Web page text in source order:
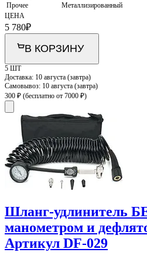
Прочее
Металлизированный
ЦЕНА
5 780₽
В КОРЗИНУ
5 ШТ
Доставка: 10 августа (завтра)
Самовывоз: 10 августа (завтра)
300 ₽ (бесплатно от 7000 ₽)
Шланг-удлинитель
манометром и
Артикул DF-029